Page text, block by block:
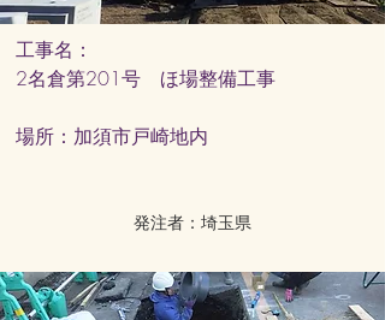
工事名：
2名倉第201号 ほ場整備工事
​場所：加須市戸崎地内
発注者：埼玉県